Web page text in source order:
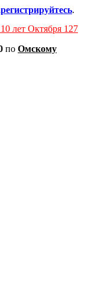
.
лет Октября 127
по Омскому